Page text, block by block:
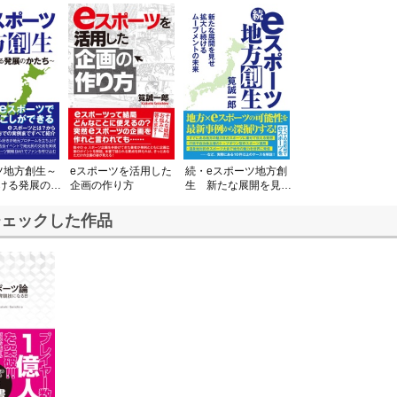
方創生～
る発展のか
eスポーツを活用した
企画の作り方
続・eスポーツ地方創
生 新たな展開を見せ
ックした作品